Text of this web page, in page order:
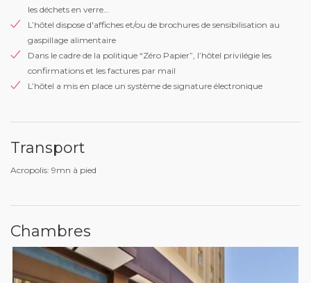
les déchets en verre…
L’hôtel dispose d'affiches et/ou de brochures de sensibilisation au
gaspillage alimentaire
Dans le cadre de la politique “Zéro Papier”, l’hôtel privilégie les
confirmations et les factures par mail
L’hôtel a mis en place un système de signature électronique
Transport
Acropolis: 9mn à pied
Chambres